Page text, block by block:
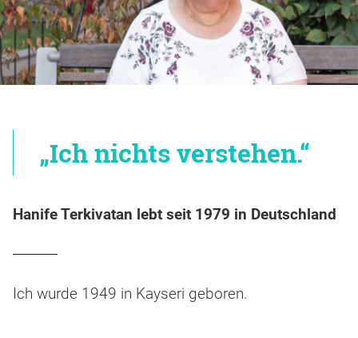
„Ich nichts verstehen.“
Hanife Terkivatan lebt seit 1979 in Deutschland
Ich wurde 1949 in Kayseri geboren.